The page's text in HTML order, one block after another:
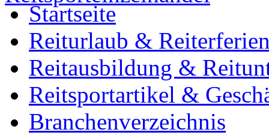
Startseite
Reiturlaub &
Reitausbildung &
Reitsportartikel &
Branchenverzeichnis